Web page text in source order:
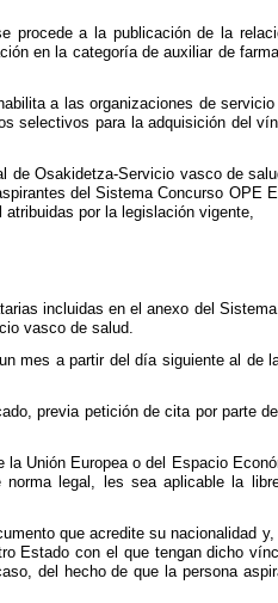
procede a la publicación de la
en la categoría de auxiliar de
a las organizaciones de
selectivos para la adquisición del
de Osakidetza-Servicio vasco de
del Sistema Concurso OPE
por la legislación vigente,
incluidas en el anexo del
vasco de salud.
mes a partir del día siguiente al de
previa petición de cita por parte
Unión Europea o del Espacio
legal, les sea aplicable la
que acredite su nacionalidad
Estado con el que tengan dicho
del hecho de que la persona